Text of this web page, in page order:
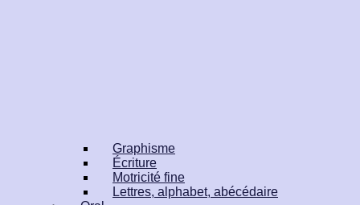
Graphisme
Écriture
Motricité fine
Lettres, alphabet, abécédaire